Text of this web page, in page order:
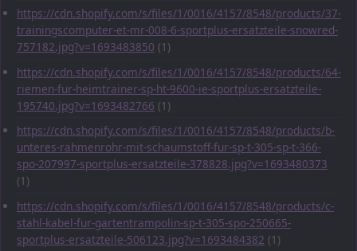
https://cdn.shopify.com/s/files/1/0016/4157/8548/products/37-
trainingscomputer-et-mr-008-6-sportplus-ersatzteile-snowred-
757182.jpg?v=1693483850 (1)
https://cdn.shopify.com/s/files/1/0016/4157/8548/products/64-
riemen-fur-heimtrainer-sp-ht-9600-ie-sportplus-ersatzteile-
195740.jpg?v=1693482766 (1)
https://cdn.shopify.com/s/files/1/0016/4157/8548/products/b-
unteres-rahmenrohr-mit-schaumstoff-fur-sp-t-305-sp-t-366-
spo-207997-sportplus-ersatzteile-378828.jpg?v=1693480373
(1)
https://cdn.shopify.com/s/files/1/0016/4157/8548/products/c-
stahl-kabel-fur-gartentrampolin-sp-t-305-spo-250665-
sportplus-ersatzteile-506123.jpg?v=1693484382 (1)